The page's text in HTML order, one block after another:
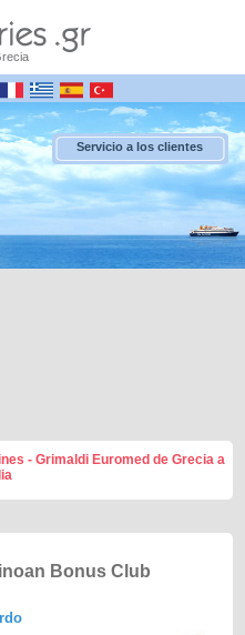
Servicio a los clientes
- Grimaldi Euromed de Grecia a
Bonus Club